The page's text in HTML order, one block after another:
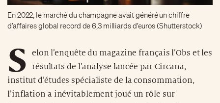
En 2022, le marché du champagne avait généré un chiffre
d’affaires global record de 6,3 milliards d’euros (Shutterstock)
S
elon l’enquête du magazine français l’Obs et les
résultats de l’analyse lancée par Circana,
institut d’études spécialiste de la consommation,
l’inflation a inévitablement joué un rôle sur